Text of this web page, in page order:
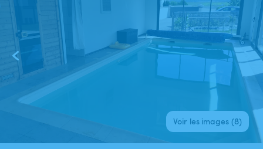
Voir les images (8)